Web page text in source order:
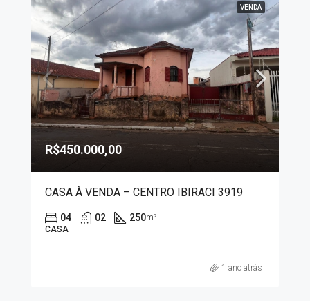
VENDA
R$450.000,00
CASA À VENDA – CENTRO IBIRACI 3919
04 02 250m²
CASA
1 ano atrás